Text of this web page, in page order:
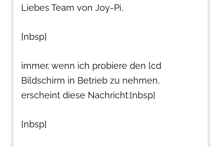
Liebes Team von Joy-Pi,
[nbsp]
immer, wenn ich probiere den lcd
Bildschirm in Betrieb zu nehmen,
erscheint diese Nachricht:[nbsp]
[nbsp]